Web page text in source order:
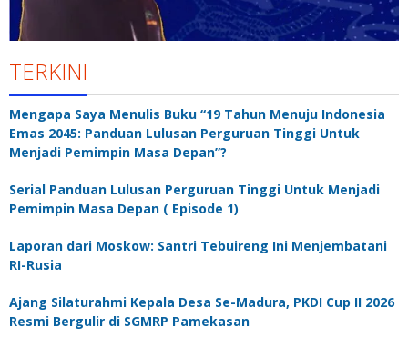
TERKINI
Mengapa Saya Menulis Buku “19 Tahun Menuju Indonesia
Emas 2045: Panduan Lulusan Perguruan Tinggi Untuk
Menjadi Pemimpin Masa Depan”?
Serial Panduan Lulusan Perguruan Tinggi Untuk Menjadi
Pemimpin Masa Depan ( Episode 1)
Laporan dari Moskow: Santri Tebuireng Ini Menjembatani
RI-Rusia
Ajang Silaturahmi Kepala Desa Se-Madura, PKDI Cup II 2026
Resmi Bergulir di SGMRP Pamekasan